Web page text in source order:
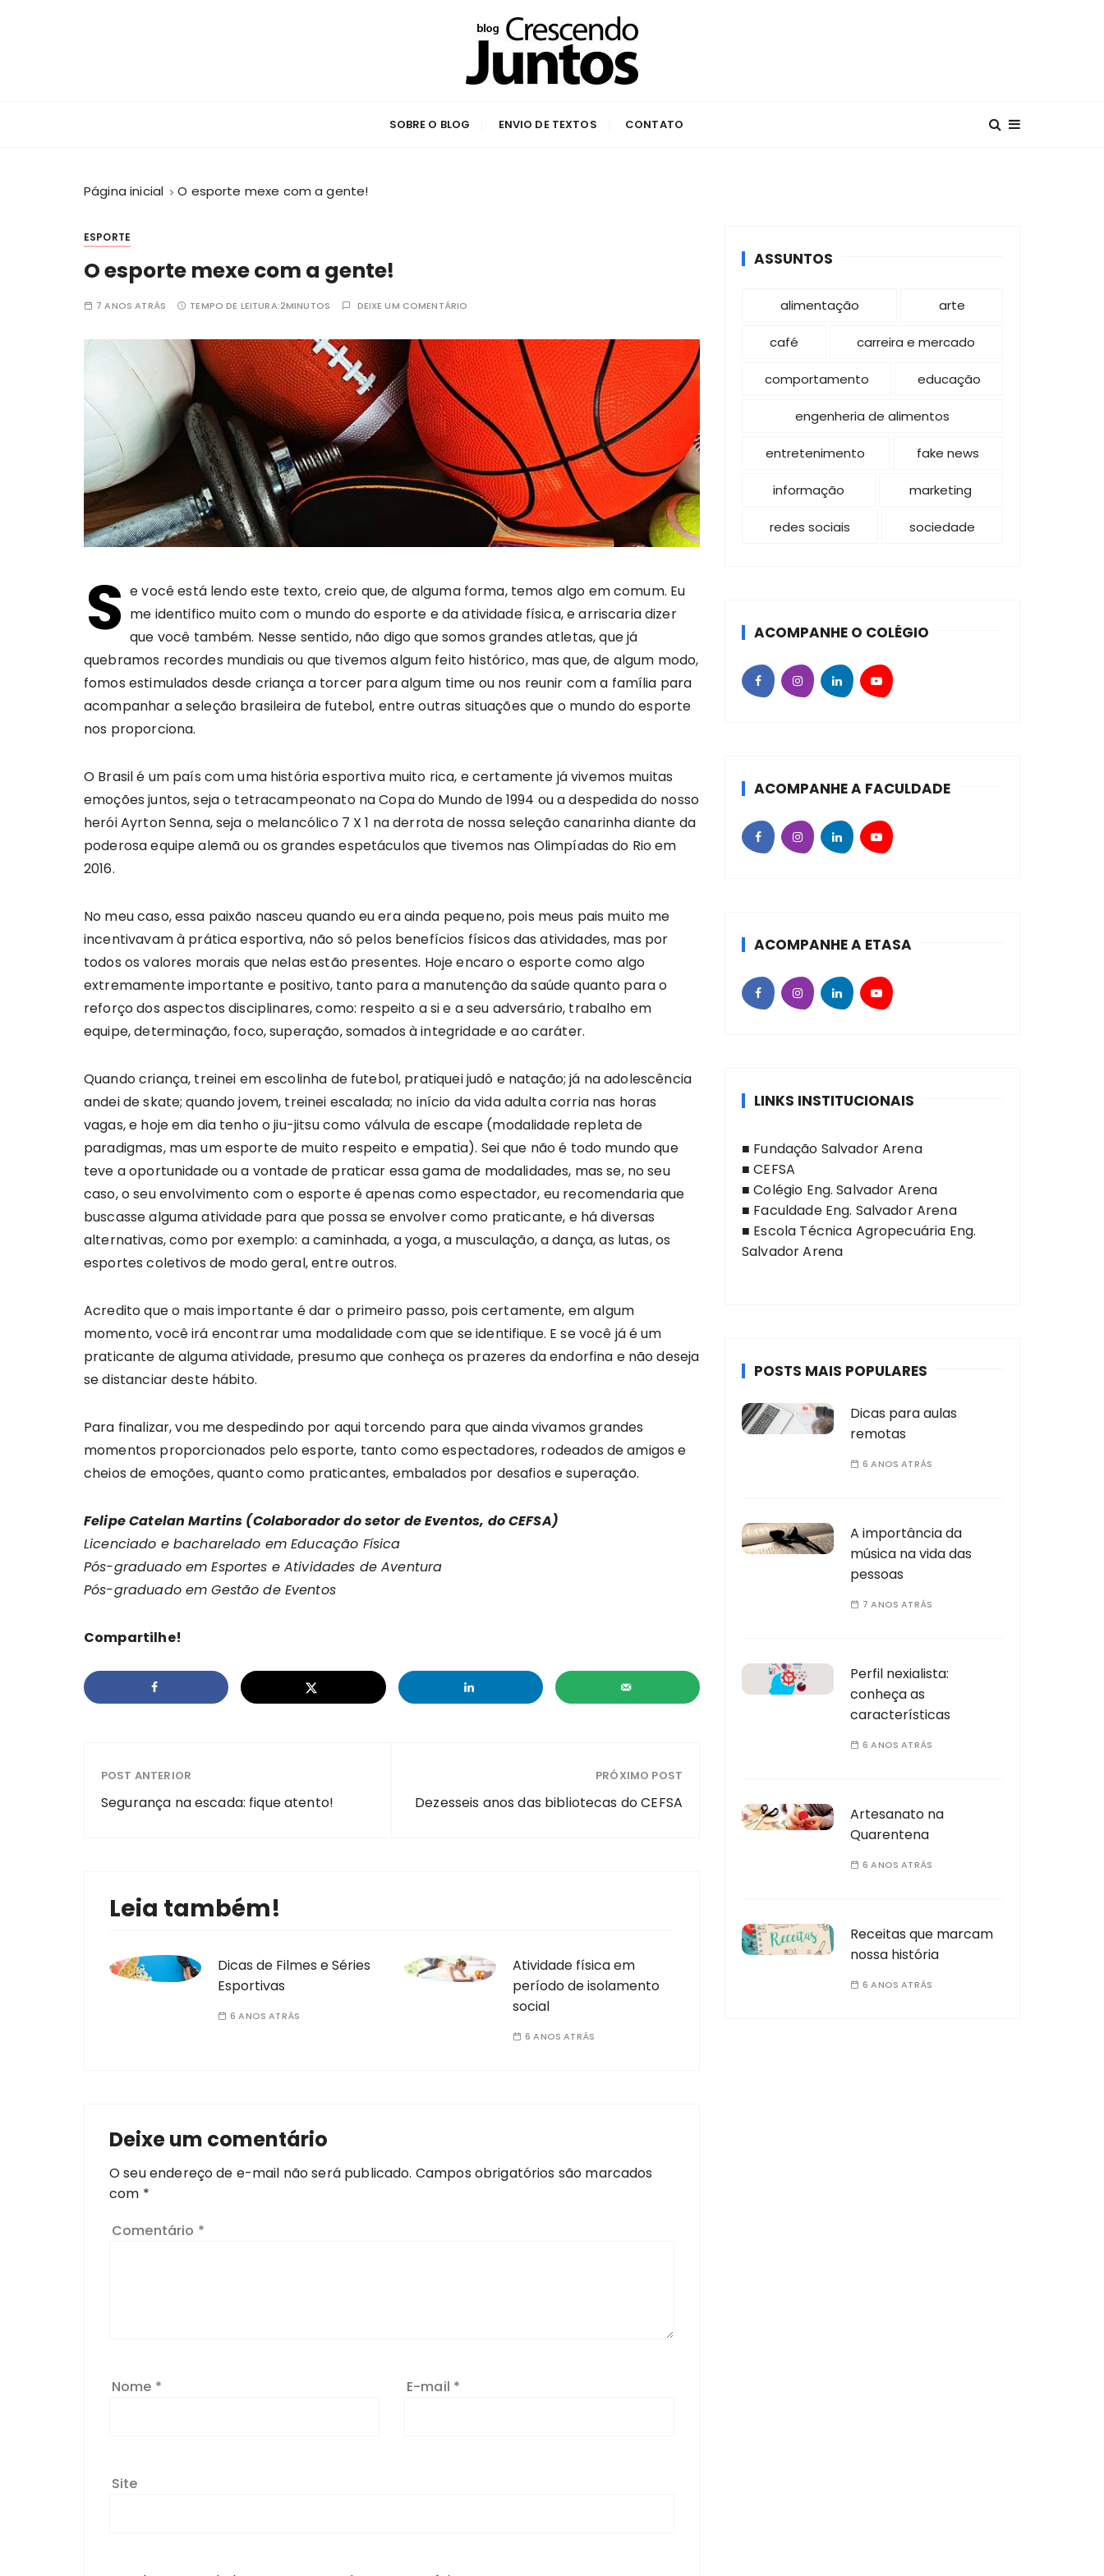
Crescendo Juntos
SOBRE O BLOG ENVIO DE TEXTOS CONTATO
Página inicial O esporte mexe com a gente!
ESPORTE
O esporte mexe com a gente!
7 ANOS ATRÁS TEMPO DE LEITURA:2MINUTOS DEIXE UM COMENTÁRIO
S e você está lendo este texto, creio que, de alguma forma, temos algo em comum. Eu
me identifico muito com o mundo do esporte e da atividade física, e arriscaria dizer
que você também. Nesse sentido, não digo que somos grandes atletas, que já
quebramos recordes mundiais ou que tivemos algum feito histórico, mas que, de algum modo,
fomos estimulados desde criança a torcer para algum time ou nos reunir com a família para
acompanhar a seleção brasileira de futebol, entre outras situações que o mundo do esporte
nos proporciona.
O Brasil é um país com uma história esportiva muito rica, e certamente já vivemos muitas
emoções juntos, seja o tetracampeonato na Copa do Mundo de 1994 ou a despedida do nosso
herói Ayrton Senna, seja o melancólico 7 X 1 na derrota de nossa seleção canarinha diante da
poderosa equipe alemã ou os grandes espetáculos que tivemos nas Olimpíadas do Rio em
2016.
No meu caso, essa paixão nasceu quando eu era ainda pequeno, pois meus pais muito me
incentivavam à prática esportiva, não só pelos benefícios físicos das atividades, mas por
todos os valores morais que nelas estão presentes. Hoje encaro o esporte como algo
extremamente importante e positivo, tanto para a manutenção da saúde quanto para o
reforço dos aspectos disciplinares, como: respeito a si e a seu adversário, trabalho em
equipe, determinação, foco, superação, somados à integridade e ao caráter.
Quando criança, treinei em escolinha de futebol, pratiquei judô e natação; já na adolescência
andei de skate; quando jovem, treinei escalada; no início da vida adulta corria nas horas
vagas, e hoje em dia tenho o jiu-jitsu como válvula de escape (modalidade repleta de
paradigmas, mas um esporte de muito respeito e empatia). Sei que não é todo mundo que
teve a oportunidade ou a vontade de praticar essa gama de modalidades, mas se, no seu
caso, o seu envolvimento com o esporte é apenas como espectador, eu recomendaria que
buscasse alguma atividade para que possa se envolver como praticante, e há diversas
alternativas, como por exemplo: a caminhada, a yoga, a musculação, a dança, as lutas, os
esportes coletivos de modo geral, entre outros.
Acredito que o mais importante é dar o primeiro passo, pois certamente, em algum
momento, você irá encontrar uma modalidade com que se identifique. E se você já é um
praticante de alguma atividade, presumo que conheça os prazeres da endorfina e não deseja
se distanciar deste hábito.
Para finalizar, vou me despedindo por aqui torcendo para que ainda vivamos grandes
momentos proporcionados pelo esporte, tanto como espectadores, rodeados de amigos e
cheios de emoções, quanto como praticantes, embalados por desafios e superação.
Felipe Catelan Martins (Colaborador do setor de Eventos, do CEFSA)
Licenciado e bacharelado em Educação Física
Pós-graduado em Esportes e Atividades de Aventura
Pós-graduado em Gestão de Eventos
Compartilhe!
POST ANTERIOR
Segurança na escada: fique atento!
PRÓXIMO POST
Dezesseis anos das bibliotecas do CEFSA
Leia também!
Dicas de Filmes e Séries
Esportivas
6 ANOS ATRÁS
Atividade física em
período de isolamento
social
6 ANOS ATRÁS
Deixe um comentário
O seu endereço de e-mail não será publicado. Campos obrigatórios são marcados
com *
Comentário *
Nome * E-mail *
Site
ASSUNTOS
alimentação arte
café carreira e mercado
comportamento educação
engenheria de alimentos
entretenimento fake news
informação marketing
redes sociais sociedade
ACOMPANHE O COLÉGIO
ACOMPANHE A FACULDADE
ACOMPANHE A ETASA
LINKS INSTITUCIONAIS
■ Fundação Salvador Arena
■CEFSA
■Colégio Eng. Salvador Arena
■ Faculdade Eng. Salvador Arena
■ Escola Técnica Agropecuária Eng.
Salvador Arena
POSTS MAIS POPULARES
Dicas para aulas
remotas
6 ANOS ATRÁS
A importância da
música na vida das
pessoas
7 ANOS ATRÁS
Perfil nexialista:
conheça as
características
6 ANOS ATRÁS
Artesanato na
Quarentena
6 ANOS ATRÁS
Receitas que marcam
nossa história
6 ANOS ATRÁS